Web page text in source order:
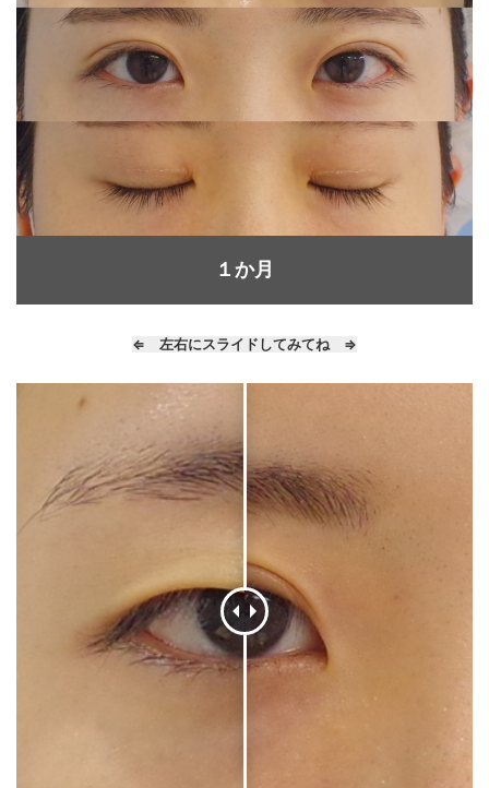
１か月
⇐ 左右にスライドしてみてね ⇒